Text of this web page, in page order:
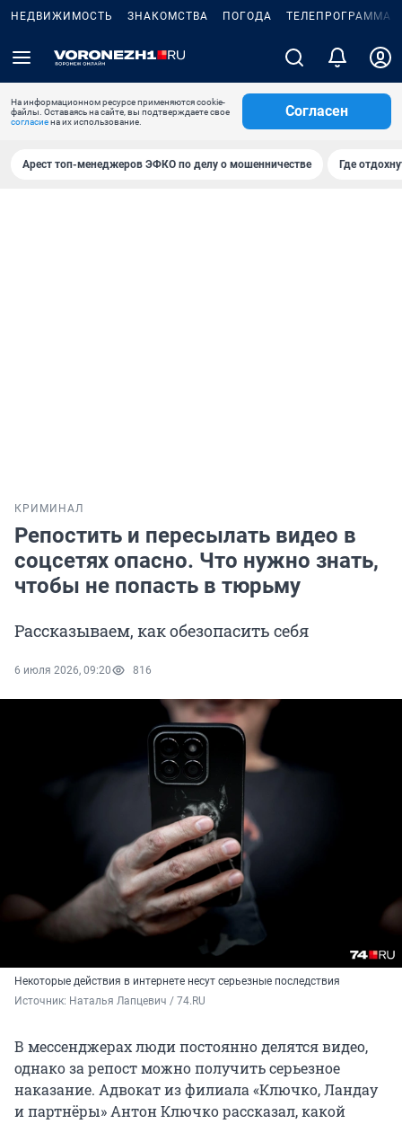
НЕДВИЖИМОСТЬ ЗНАКОМСТВА ПОГОДА ТЕЛЕПРОГРАММА
На информационном ресурсе применяются cookie-
файлы. Оставаясь на сайте, вы подтверждаете свое
согласиена их использование.
Согласен
Арест топ-менеджеров ЭФКО по делу о мошенничестве Где
КРИМИНАЛ
Репостить и пересылать видео в
соцсетях опасно. Что нужно знать,
чтобы не попасть в тюрьму
Рассказываем, как обезопасить себя
6 июля 2026, 09:20 816
Некоторые действия в интернете несут серьезные последствия
Источник: Наталья Лапцевич / 74.RU
В мессенджерах люди постоянно делятся видео,
однако за репост можно получить серьезное
наказание. Адвокат из филиала «Ключко, Ландау
и партнёры» Антон Ключко рассказал, какой